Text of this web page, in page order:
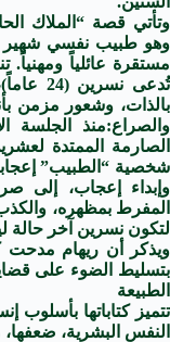
وتأتي قصة “الملاك
وهو طبيب نفسي شهير
مستقرة عائلياً
تُدعى
بالذات، وشعور مزمن
والصراع:منذ الجلسة
الصارمة الممتدة
شخصية “الطبيب”
وإبداء إعجاب، إلى
المفرط بمظهره،
لتكون نسرين آخر
ويذكر أن ريهام مدحت
بتسليط الضوء على
الطبيعة
تتميز كتاباتها
النفس البشرية، ضعفها،